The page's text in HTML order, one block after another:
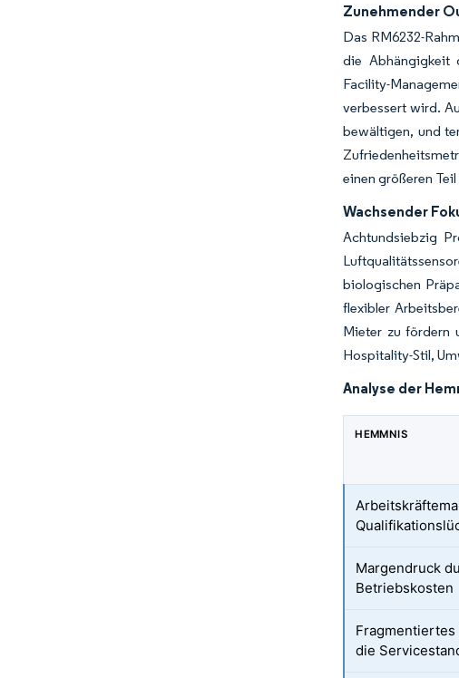
Zunehmender
Das RM6232-
die Abhängigkeit
Facility-
verbessert wird.
bewältigen, und
einen größeren
Wachsender
Achtundsiebzig
biologischen
flexibler
Mieter zu fördern
Hospitality-Stil,
Analyse der
HEMMNIS
Margendruck
Betriebskosten
Fragmentiertes
die